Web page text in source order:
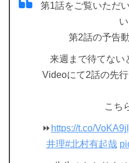
第1話をご覧いただ
第2話の予告
来週まで待てない
Videoにて2話の先
こち
⏩ https://t.co/
井理#北村有起哉